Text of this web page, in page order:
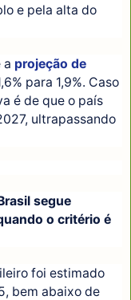
e pela alta do
a projeção de
para 1,9%. Caso
é de que o país
ultrapassando
segue
o critério é
foi estimado
bem abaixo de